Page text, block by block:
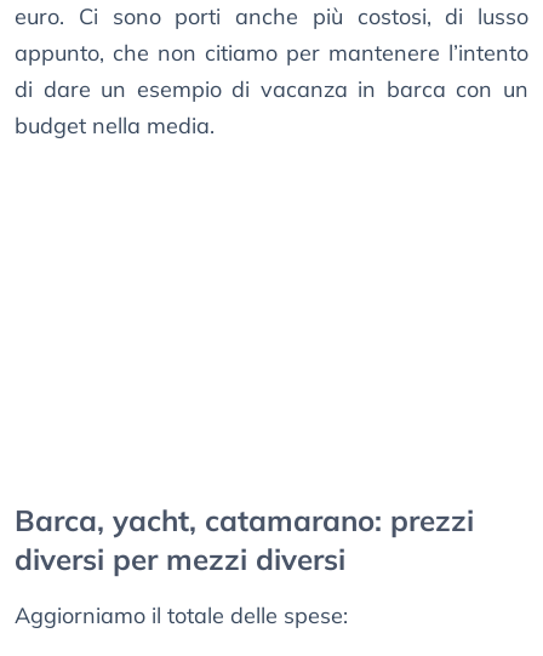
euro. Ci sono porti anche più costosi, di lusso
appunto, che non citiamo per mantenere l’intento
di dare un esempio di vacanza in barca con un
budget nella media.
Barca, yacht, catamarano: prezzi
diversi per mezzi diversi
Aggiorniamo il totale delle spese: